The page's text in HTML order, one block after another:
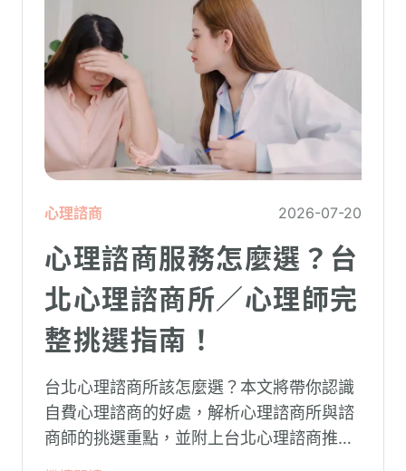
心理諮商 2026-07-20
心理諮商服務怎麼選？台
北心理諮商所／心理師完
整挑選指南！
台北心理諮商所該怎麼選？本文將帶你認識
自費心理諮商的好處，解析心理諮商所與諮
商師的挑選重點，並附上台北心理諮商推薦